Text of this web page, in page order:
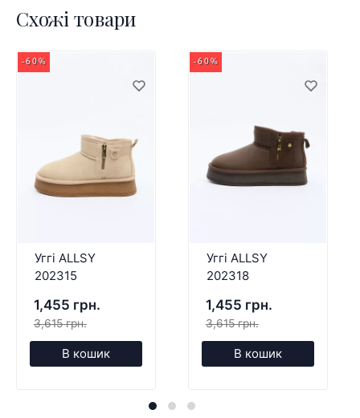
Схожі товари
-60%
Уггі ALLSY
202315
1,455 грн.
3,615 грн.
В кошик
-60%
Уггі ALLSY
202318
1,455 грн.
3,615 грн.
В кошик